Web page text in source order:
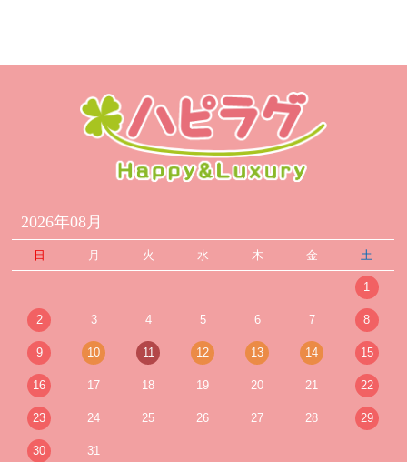
2026年08月
日 月 火 水 木 金 土
1
2 3 4 5 6 7 8
9 10 11 12 13 14 15
16 17 18 19 20 21 22
23 24 25 26 27 28 29
30 31